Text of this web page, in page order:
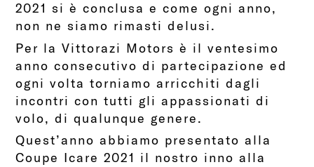
2021 si è conclusa e come ogni anno,
non ne siamo rimasti delusi.
Per la Vittorazi Motors è il ventesimo
anno consecutivo di partecipazione ed
ogni volta torniamo arricchiti dagli
incontri con tutti gli appassionati di
volo, di qualunque genere.
Quest’anno abbiamo presentato alla
Coupe Icare 2021 il nostro inno alla